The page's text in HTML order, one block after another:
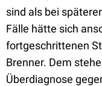
sind als bei
Fälle hätte sich
fortgeschrittenen
Brenner. Dem
Überdiagnose